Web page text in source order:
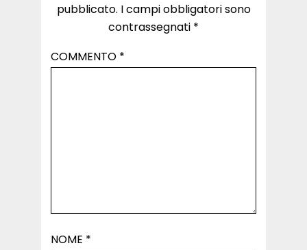
pubblicato. I campi obbligatori sono
contrassegnati *
COMMENTO *
NOME *